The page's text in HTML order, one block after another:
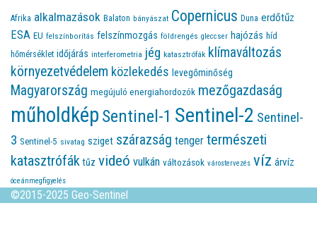
Afrika alkalmazások Balaton bányászat Copernicus Duna erdőtűz
ESA EU felszínborítás felszínmozgás földrengés gleccser hajózás híd
hőmérséklet időjárás interferometria jég katasztrófák klímaváltozás
környezetvédelem közlekedés levegőminőség
Magyarország megújuló energiahordozók mezőgazdaság
műholdkép Sentinel-1 Sentinel-2 Sentinel-
3 Sentinel-5 sivatag sziget szárazság tenger természeti
katasztrófák tűz videó vulkán változások várostervezés víz árvíz
óceánmegfigyelés
©2015-2025 Geo-Sentinel